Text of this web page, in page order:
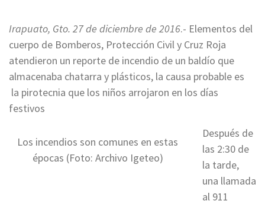
Irapuato, Gto. 27 de diciembre de 2016.- Elementos del
cuerpo de Bomberos, Protección Civil y Cruz Roja
atendieron un reporte de incendio de un baldío que
almacenaba chatarra y plásticos, la causa probable es
la pirotecnia que los niños arrojaron en los días
festivos
Los incendios son comunes en estas
épocas (Foto: Archivo Igeteo)
Después de
las 2:30 de
la tarde,
una llamada
al 911